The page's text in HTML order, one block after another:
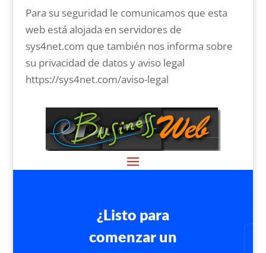
Para su seguridad le comunicamos que esta
web está alojada en servidores de
sys4net.com que también nos informa sobre
su privacidad de datos y aviso legal
https://sys4net.com/aviso-legal
¿Listo para
comenzar un